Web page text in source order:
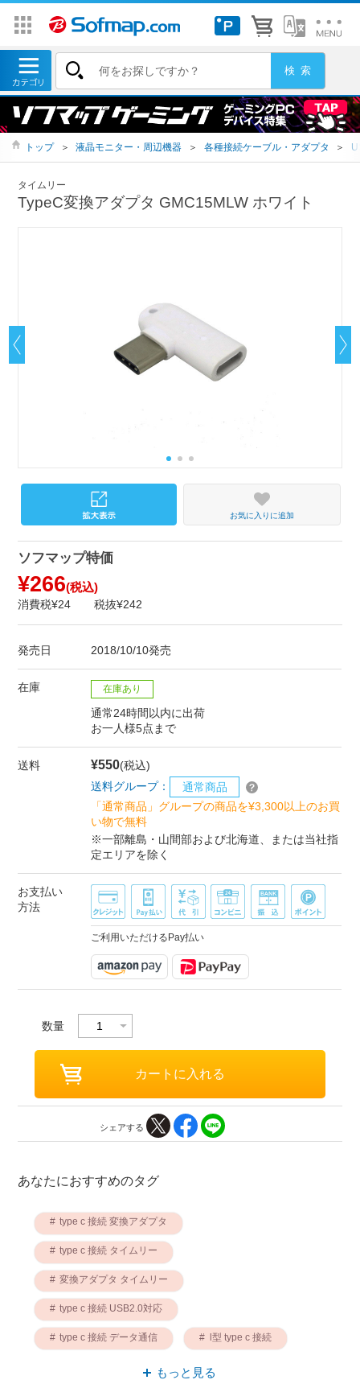
トップ ＞ 液晶モニター・周辺機器 ＞ 各種接続ケーブル・アダプタ ＞
タイムリー
TypeC変換アダプタ GMC15MLW ホワイト
お気に入りに追加
ソフマップ特価
¥266(税込)
消費税¥24 税抜¥242
発売日 2018/10/10発売
在庫 在庫あり
通常24時間以内に出荷
お一人様5点まで
送料 ¥550(税込)
送料グループ：
通常商品
「通常商品」グループの商品を¥3,300以上のお買
い物で無料
※一部離島・山間部および北海道、または当社指
定エリアを除く
お支払い
方法
ご利用いただけるPay払い
数量
シェアする
あなたにおすすめのタグ
type c 接続 変換アダプタ
type c 接続 タイムリー
変換アダプタ タイムリー
type c 接続 USB2.0対応
type c 接続 データ通信 l型 type c 接続
もっと見る